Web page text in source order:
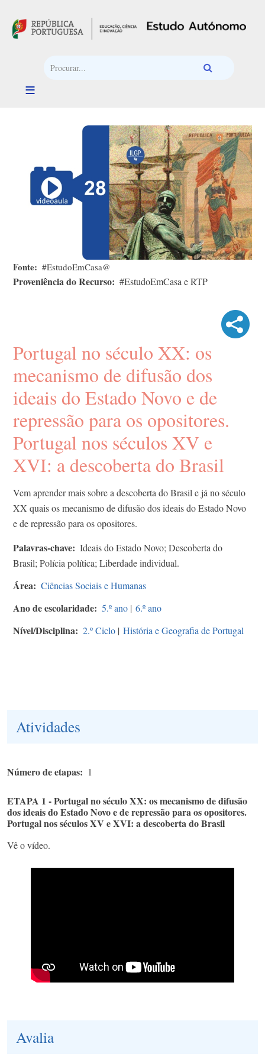
Fonte #EstudoEmCasa@
Proveniência do Recurso #EstudoEmCasa e RTP
Portugal no século XX: os
mecanismo de difusão dos
ideais do Estado Novo e de
repressão para os opositores.
Portugal nos séculos XV e
XVI: a descoberta do Brasil
Vem aprender mais sobre a descoberta do Brasil e já no século
XX quais os mecanismo de difusão dos ideais do Estado Novo
e de repressão para os opositores.
Palavras-chave
Ideais do Estado Novo; Descoberta do
Brasil; Polícia política; Liberdade individual.
Área Ciências Sociais e Humanas
Ano de escolaridade 5.º ano | 6.º ano
Nível/Disciplina 2.º Ciclo | História e Geografia de Portugal
Atividades
Número de etapas 1
ETAPA 1 - Portugal no século XX: os mecanismo de difusão
dos ideais do Estado Novo e de repressão para os opositores.
Portugal nos séculos XV e XVI: a descoberta do Brasil
Vê o vídeo.
Avalia